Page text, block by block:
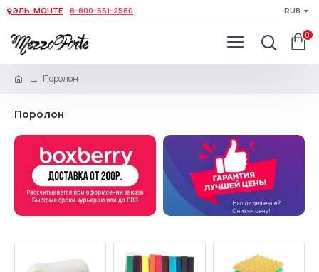
ЭЛЬ-МОНТЕ 8-800-551-2580 RUB
0
Поролон
Поролон